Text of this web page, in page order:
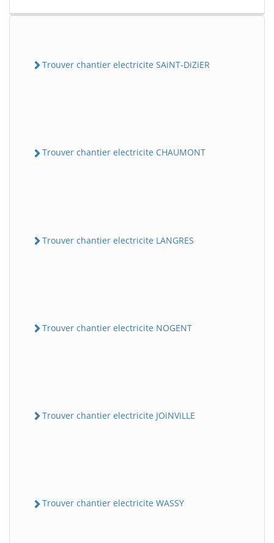
Trouver chantier electricite SAiNT-DiZiER
Trouver chantier electricite CHAUMONT
Trouver chantier electricite LANGRES
Trouver chantier electricite NOGENT
Trouver chantier electricite JOiNViLLE
Trouver chantier electricite WASSY